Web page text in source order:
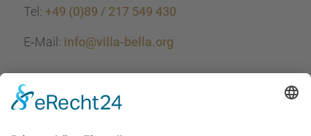
Tel: +49 (0)89 / 217 549 430
E‑Mail: info@villa-bella.org